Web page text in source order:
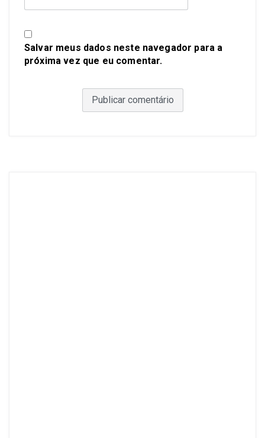
Salvar meus dados neste navegador para a
próxima vez que eu comentar.